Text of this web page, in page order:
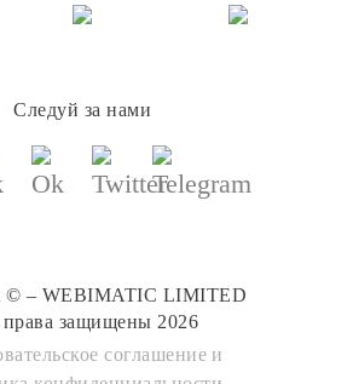
Следуй за нами
© – WEBIMATIC LIMITED
права защищены 2026
соглашение и